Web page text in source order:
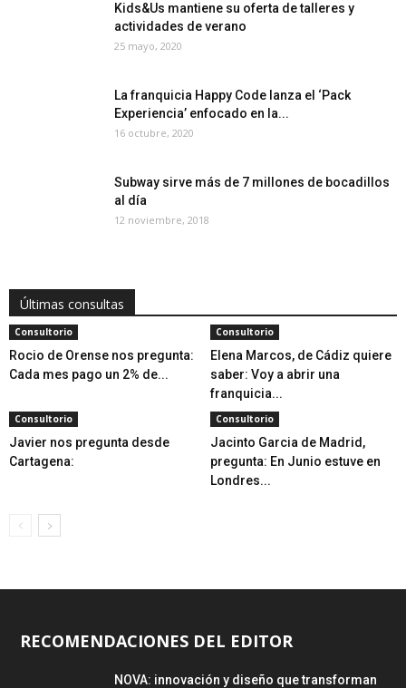
Kids&Us mantiene su oferta de talleres y
actividades de verano
25 mayo, 2020
La franquicia Happy Code lanza el ‘Pack
Experiencia’ enfocado en la...
16 octubre, 2020
Subway sirve más de 7 millones de bocadillos
al día
12 noviembre, 2018
Últimas consultas
Consultorio
Rocio de Orense nos pregunta:
Cada mes pago un 2% de...
Consultorio
Elena Marcos, de Cádiz quiere
saber: Voy a abrir una
franquicia...
Consultorio
Javier nos pregunta desde
Cartagena:
Consultorio
Jacinto Garcia de Madrid,
pregunta: En Junio estuve en
Londres...
RECOMENDACIONES DEL EDITOR
NOVA: innovación y diseño que transforman